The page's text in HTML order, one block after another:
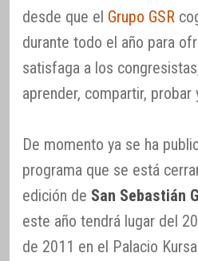
desde que el Grupo GSR
durante todo el año para
satisfaga a los
aprender, compartir, probar
De momento ya se ha
programa que se está
edición de San Sebastián
este año tendrá lugar del
de 2011 en el Palacio